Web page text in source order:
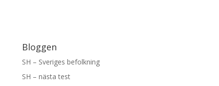
Bloggen
SH – Sveriges befolkning
SH – nästa test